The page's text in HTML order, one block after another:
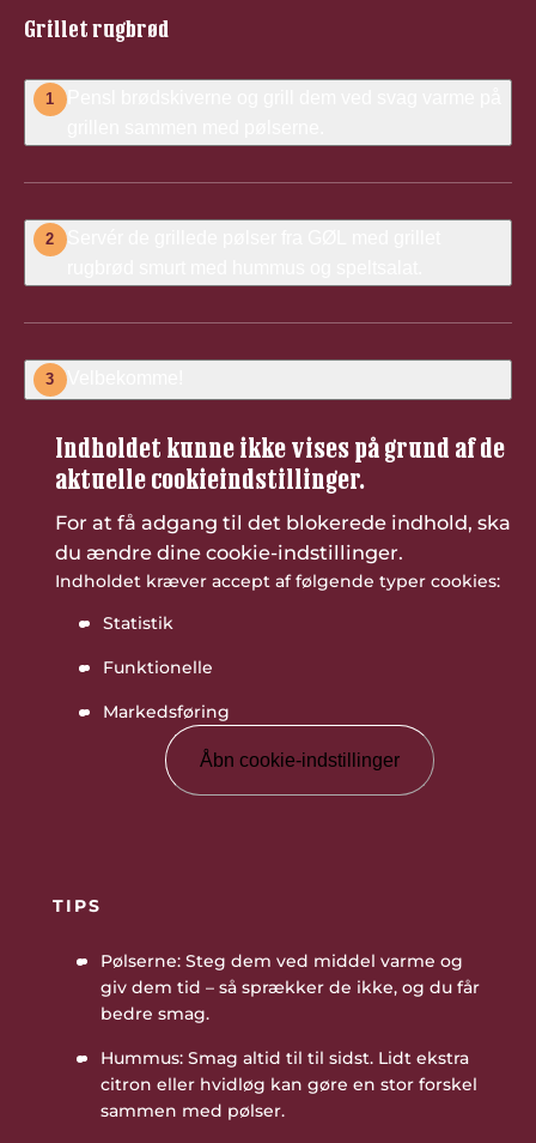
Grillet rugbrød
1
Pensl brødskiverne og grill dem ved svag varme på
2
Servér de grillede pølser fra GØL med grillet
3 Velbekomme!
Indholdet kunne ikke vises på grund af de
aktuelle cookieindstillinger.
For at få adgang til det blokerede indhold, skal
du ændre dine cookie-indstillinger.
Indholdet kræver accept af følgende typer cookies:
Statistik
Funktionelle
Markedsføring
Åbn cookie-indstillinger
TIPS
Pølserne: Steg dem ved middel varme og
giv dem tid – så sprækker de ikke, og du får
bedre smag.
Hummus: Smag altid til til sidst. Lidt ekstra
citron eller hvidløg kan gøre en stor forskel
sammen med pølser.